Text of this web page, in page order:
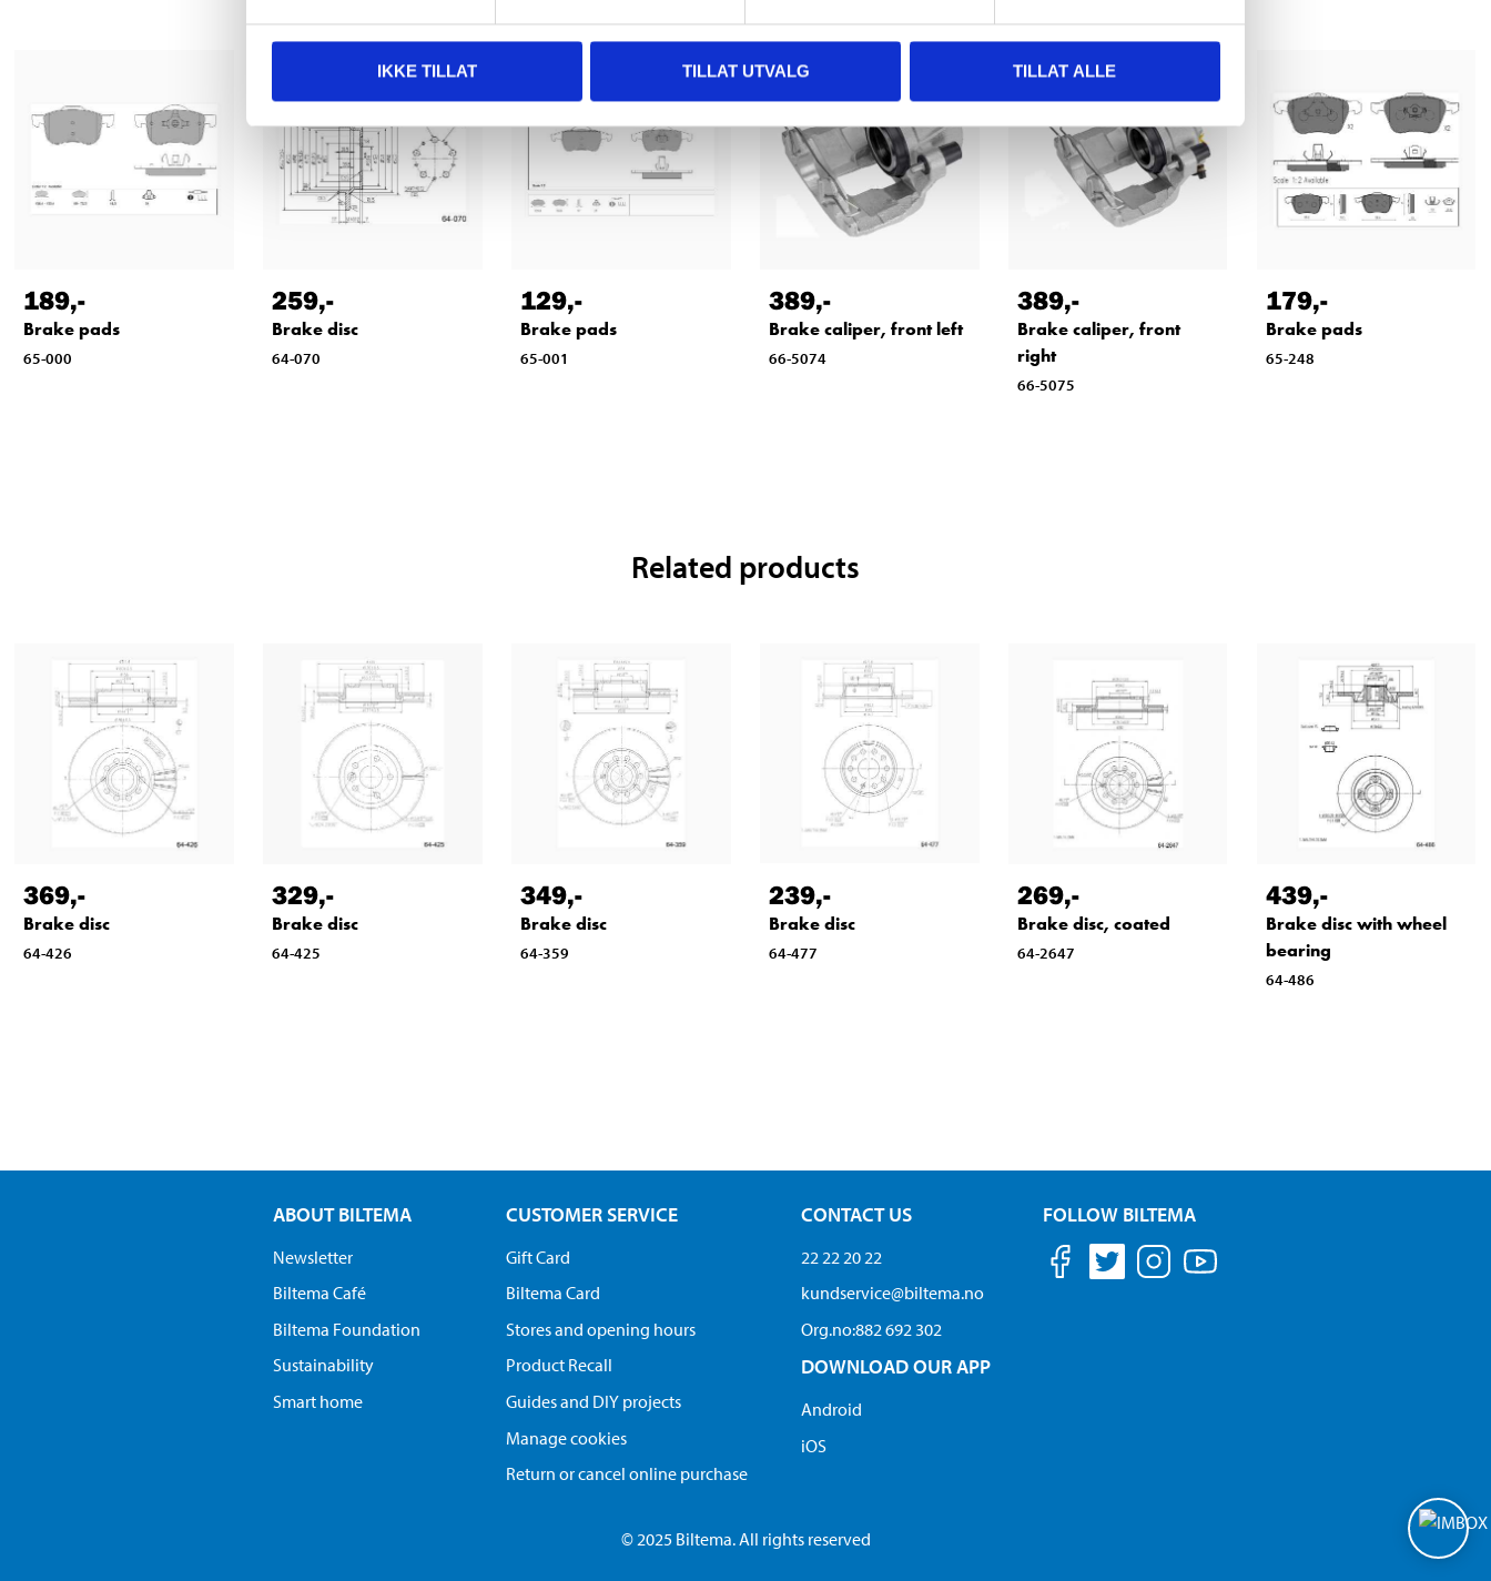
IKKE TILLAT TILLAT UTVALG TILLAT ALLE
189,-
Brake pads
65-000
259,-
Brake disc
64-070
129,-
Brake pads
65-001
389,-
Brake caliper, front left
66-5074
389,-
Brake caliper, front
right
66-5075
179,-
Brake pads
65-248
Related products
369,-
Brake disc
64-426
329,-
Brake disc
64-425
349,-
Brake disc
64-359
239,-
Brake disc
64-477
269,-
Brake disc, coated
64-2647
439,-
Brake disc with wheel
bearing
64-486
ABOUT BILTEMA
Newsletter
Biltema Café
Biltema Foundation
Sustainability
Smart home
CUSTOMER SERVICE
Gift Card
Biltema Card
Stores and opening hours
Product Recall
Guides and DIY projects
Manage cookies
Return or cancel online purchase
CONTACT US
22 22 20 22
kundservice@biltema.no
Org.no:882 692 302
DOWNLOAD OUR APP
Android
iOS
FOLLOW BILTEMA
© 2025 Biltema. All rights reserved